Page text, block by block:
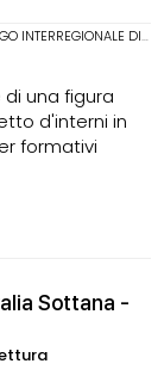
DI ALTA FORMAZIONE
una figura
d'interni in
formativi
Sottana -